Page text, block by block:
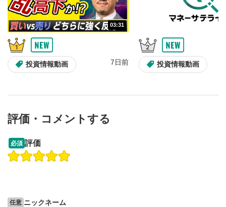
画質の選択/再生速度の変更ができます。
7
音量調整
スライダーを上下すると音量が調整できます。
8
全画面表示
03:31
投資情報動画 7日前 投資情報動画
操作説明動画
評価・コメントする
必須 評価
任意 ニックネーム